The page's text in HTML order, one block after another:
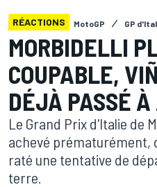
RÉACTIONS MotoGP GP
MORBIDELLI
COUPABLE,
DÉJÀ PASSÉ À
Le Grand Prix d'Italie de
achevé prématurément,
raté une tentative de
terre.